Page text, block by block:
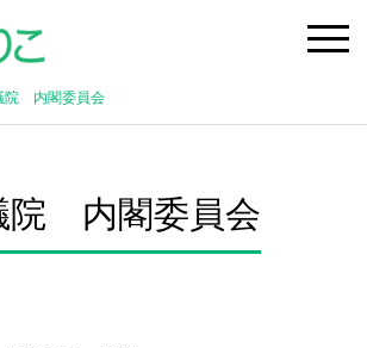
院 内閣委員会
院 内閣委員会